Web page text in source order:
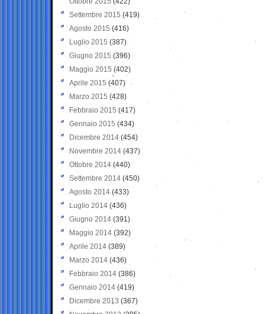
Settembre 2015 (419)
Agosto 2015 (416)
Luglio 2015 (387)
Giugno 2015 (396)
Maggio 2015 (402)
Aprile 2015 (407)
Marzo 2015 (428)
Febbraio 2015 (417)
Gennaio 2015 (434)
Dicembre 2014 (454)
Novembre 2014 (437)
Ottobre 2014 (440)
Settembre 2014 (450)
Agosto 2014 (433)
Luglio 2014 (436)
Giugno 2014 (391)
Maggio 2014 (392)
Aprile 2014 (389)
Marzo 2014 (436)
Febbraio 2014 (386)
Gennaio 2014 (419)
Dicembre 2013 (367)